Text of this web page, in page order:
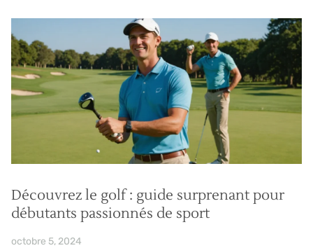
Découvrez le golf : guide surprenant pour
débutants passionnés de sport
octobre 5, 2024